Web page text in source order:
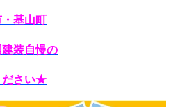
基山町
装自慢の
ださい★